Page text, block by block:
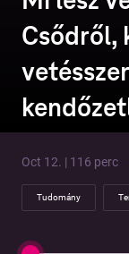
Csődről,
Oct 12. | 116 perc
Tudomány